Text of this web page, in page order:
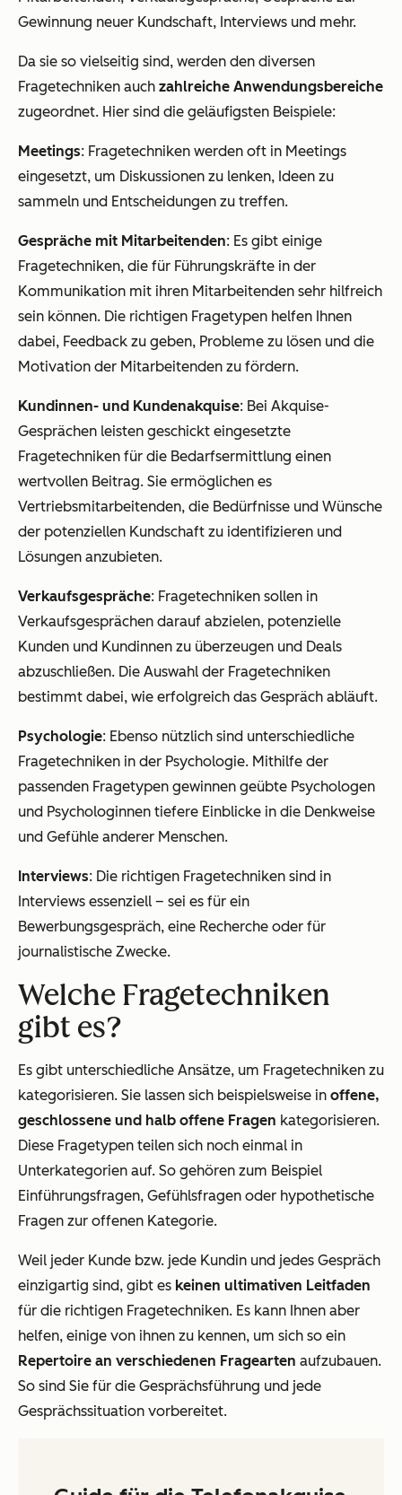
Gewinnung neuer Kundschaft, Interviews und mehr.
Da sie so vielseitig sind, werden den diversen
Fragetechniken auch zahlreiche Anwendungsbereiche
zugeordnet. Hier sind die geläufigsten Beispiele:
Meetings: Fragetechniken werden oft in Meetings
eingesetzt, um Diskussionen zu lenken, Ideen zu
sammeln und Entscheidungen zu treffen.
Gespräche mit Mitarbeitenden: Es gibt einige
Fragetechniken, die für Führungskräfte in der
Kommunikation mit ihren Mitarbeitenden sehr hilfreich
sein können. Die richtigen Fragetypen helfen Ihnen
dabei, Feedback zu geben, Probleme zu lösen und die
Motivation der Mitarbeitenden zu fördern.
Kundinnen- und Kundenakquise: Bei Akquise-
Gesprächen leisten geschickt eingesetzte
Fragetechniken für die Bedarfsermittlung einen
wertvollen Beitrag. Sie ermöglichen es
Vertriebsmitarbeitenden, die Bedürfnisse und Wünsche
der potenziellen Kundschaft zu identifizieren und
Lösungen anzubieten.
Verkaufsgespräche: Fragetechniken sollen in
Verkaufsgesprächen darauf abzielen, potenzielle
Kunden und Kundinnen zu überzeugen und Deals
abzuschließen. Die Auswahl der Fragetechniken
bestimmt dabei, wie erfolgreich das Gespräch abläuft.
Psychologie: Ebenso nützlich sind unterschiedliche
Fragetechniken in der Psychologie. Mithilfe der
passenden Fragetypen gewinnen geübte Psychologen
und Psychologinnen tiefere Einblicke in die Denkweise
und Gefühle anderer Menschen.
Interviews: Die richtigen Fragetechniken sind in
Interviews essenziell – sei es für ein
Bewerbungsgespräch, eine Recherche oder für
journalistische Zwecke.
Welche Fragetechniken
gibt es?
Es gibt unterschiedliche Ansätze, um Fragetechniken zu
kategorisieren. Sie lassen sich beispielsweise in offene,
geschlossene und halb offene Fragen kategorisieren.
Diese Fragetypen teilen sich noch einmal in
Unterkategorien auf. So gehören zum Beispiel
Einführungsfragen, Gefühlsfragen oder hypothetische
Fragen zur offenen Kategorie.
Weil jeder Kunde bzw. jede Kundin und jedes Gespräch
einzigartig sind, gibt es keinen ultimativen Leitfaden
für die richtigen Fragetechniken. Es kann Ihnen aber
helfen, einige von ihnen zu kennen, um sich so ein
Repertoire an verschiedenen Fragearten aufzubauen.
So sind Sie für die Gesprächsführung und jede
Gesprächssituation vorbereitet.